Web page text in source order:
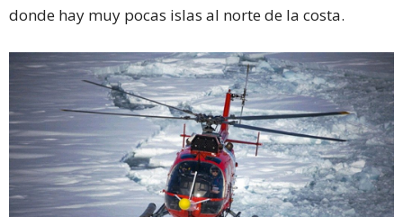
donde hay muy pocas islas al norte de la costa.